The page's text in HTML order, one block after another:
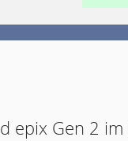
epix Gen 2 im